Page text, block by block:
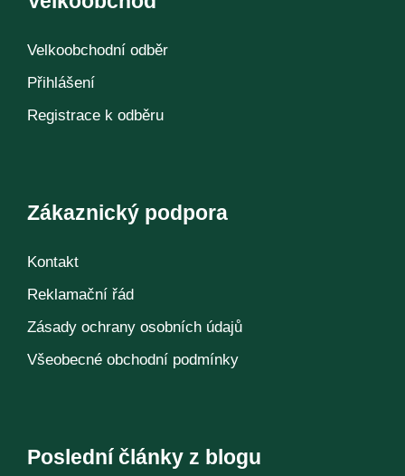
Velkoobchodní odběr
Přihlášení
Registrace k odběru
Zákaznický podpora
Kontakt
Reklamační řád
Zásady ochrany osobních údajů
Všeobecné obchodní podmínky
Poslední články z blogu